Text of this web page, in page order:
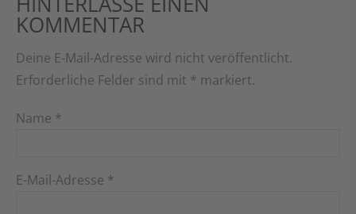
KOMMENTAR
Deine E-Mail-Adresse wird nicht veröffentlicht.
Erforderliche Felder sind mit * markiert.
Name *
E-Mail-Adresse *